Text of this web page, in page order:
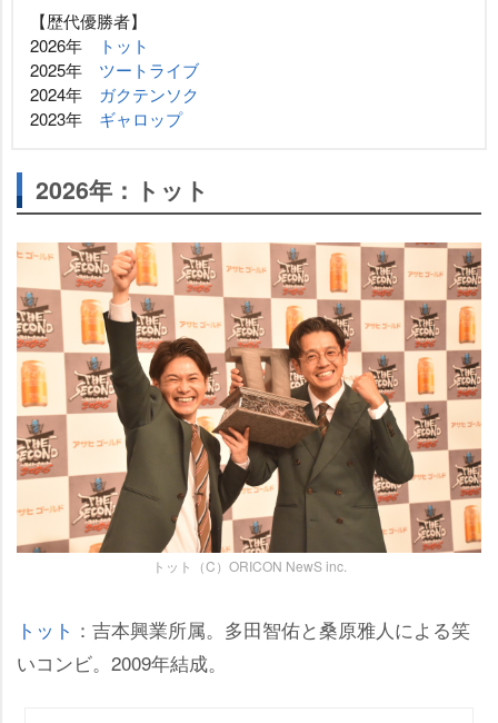
【歴代優勝者】
2026年
トット
2025年 ツートライブ
2024年 ガクテンソク
2023年 ギャロップ
2026年：トット
トット（C）ORICON NewS inc.
トット ：吉本興業所属。多田智佑と桑原雅人による笑
いコンビ。2009年結成。